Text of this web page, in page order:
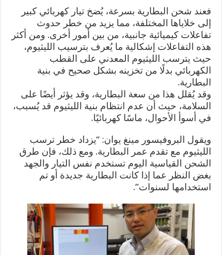
فعند شحن البطارية بسرعة، يُضخ تيار كهربائي كبير
إلى خلاياها المختلفة، مما يزيد من خطر حدوث
تفاعلات كيميائية جانبية، من بين أمور أخرى. ومن أكثر
هذه التفاعلات إشكالية ما يُعرف بترسيب الليثيوم،
حيث يترسب الليثيوم المعدني على القطب
الكهربائي بدلًا من تخزينه بشكل صحيح في بنية
البطارية.
وقد يُقلل هذا من سعة البطارية، وقد يؤثر أيضًا على
السلامة، حيث أن عدم انتظام بنية الليثيوم قد يُسبب،
في أسوأ الأحوال، ماسًا كهربائيًا.
ويقول البروفيسور مينغ يوان: “يزداد خطر ترسب
الليثيوم مع تقدم عمر البطارية. ومع ذلك، فإن طرق
الشحن القياسية اليوم تستخدم نفس التيار والجهد
بغض النظر عما إذا كانت البطارية جديدة أو تم
استخدامها لسنوات”.